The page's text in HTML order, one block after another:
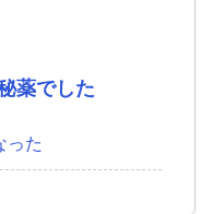
薬でした
った